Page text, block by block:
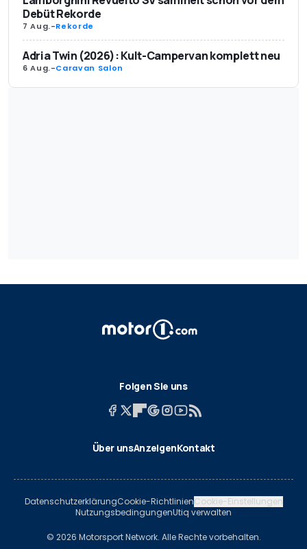
Debüt Rekorde
7 Aug.-Rekorde
Adria Twin (2026): Kult-Campervan komplett neu
6 Aug.-Caravan Salon
Folgen Sie uns
Über unsAnzeigenKontakt
DatenschutzerklärungCookie-RichtlinienCookie-Einstellungen
NutzungsbedingungenUtiq verwalten
© 2026 Motorsport Network. Alle Rechte vorbehalten.